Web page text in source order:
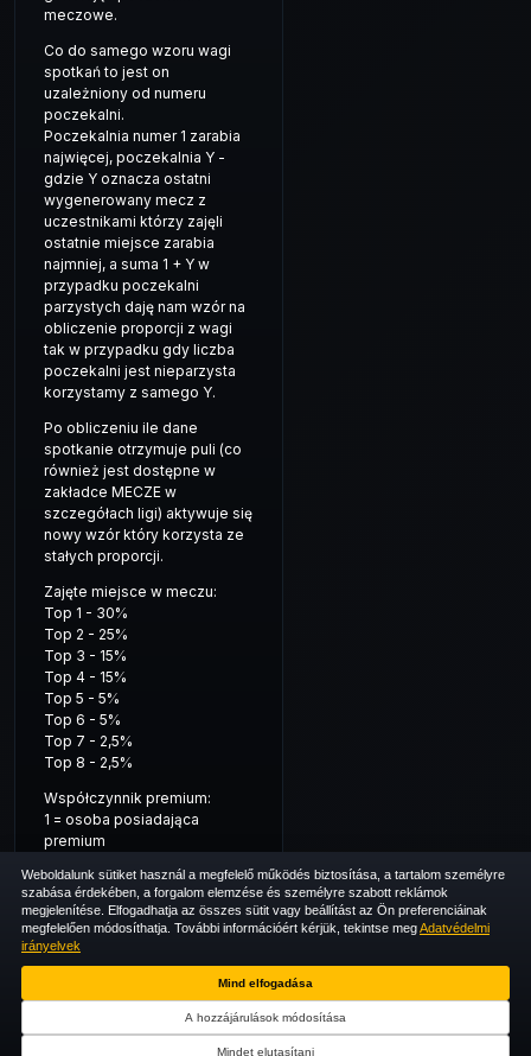
meczowe.
Co do samego wzoru wagi
spotkań to jest on
uzależniony od numeru
poczekalni.
Poczekalnia numer 1 zarabia
najwięcej, poczekalnia Y -
gdzie Y oznacza ostatni
wygenerowany mecz z
uczestnikami którzy zajęli
ostatnie miejsce zarabia
najmniej, a suma 1 + Y w
przypadku poczekalni
parzystych daję nam wzór na
obliczenie proporcji z wagi
tak w przypadku gdy liczba
poczekalni jest nieparzysta
korzystamy z samego Y.
Po obliczeniu ile dane
spotkanie otrzymuje puli (co
również jest dostępne w
zakładce MECZE w
szczegółach ligi) aktywuje się
nowy wzór który korzysta ze
stałych proporcji.
Zajęte miejsce w meczu:
Top 1 - 30%
Top 2 - 25%
Top 3 - 15%
Top 4 - 15%
Top 5 - 5%
Top 6 - 5%
Top 7 - 2,5%
Top 8 - 2,5%
Współczynnik premium:
1 = osoba posiadająca
premium
premium
This competition is not
affiliated with or sponsored
Weboldalunk sütiket használ a megfelelő működés biztosítása, a tartalom személyre
szabása érdekében, a forgalom elemzése és személyre szabott reklámok
megjelenítése. Elfogadhatja az összes sütit vagy beállítást az Ön preferenciáinak
megfelelően módosíthatja. További információért kérjük, tekintse megAdatvédelmi
irányelvek
Mind elfogadása
A hozzájárulások módosítása
Mindet elutasítani